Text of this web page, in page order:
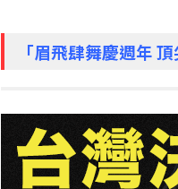
「眉飛肆舞慶週年